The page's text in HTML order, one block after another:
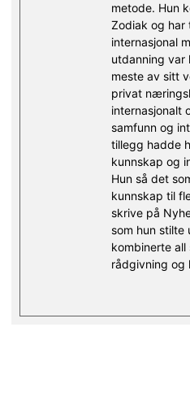
metode. Hun
Zodiak og har
internasjonal
utdanning var
meste av sitt
privat
internasjonalt
samfunn og
tillegg hadde
kunnskap og
Hun så det
kunnskap til
skrive på
som hun stilte
kombinerte
rådgivning og